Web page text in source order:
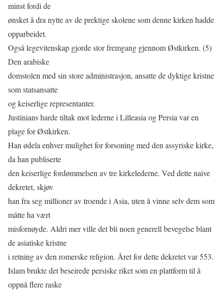
minst fordi de
ønsket å dra nytte av de prektige skolene som denne kirken hadde
opparbeidet.
Også legevitenskap gjorde stor fremgang gjennom Østkirken. (5)
Den arabiske
domstolen med sin store administrasjon, ansatte de dyktige kristne
som statsansatte
og keiserlige representanter.
Justinians harde tiltak mot lederne i Lilleasia og Persia var en
plage for Østkirken.
Han ødela enhver mulighet for forsoning med den assyriske kirke,
da han publiserte
den keiserlige fordømmelsen av tre kirkelederne. Ved dette naive
dekretet, skjøv
han fra seg millioner av troende i Asia, uten å vinne selv dem som
måtte ha vært
misfornøyde. Aldri mer ville det bli noen generell bevegelse blant
de asiatiske kristne
i retning av den romerske religion. Året for dette dekretet var 553.
Islam brukte det beseirede persiske riket som en plattform til å
oppnå ﬂere raske